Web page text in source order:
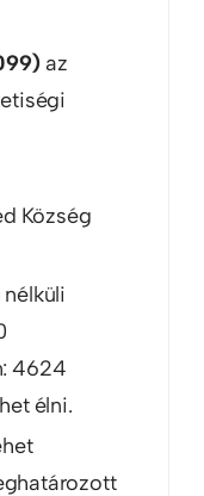
az
Község
4624
élni.